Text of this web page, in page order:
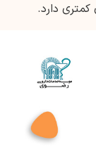
دارد.